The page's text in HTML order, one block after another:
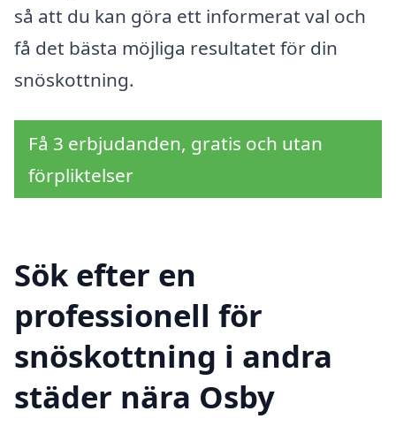
så att du kan göra ett informerat val och
få det bästa möjliga resultatet för din
snöskottning.
Få 3 erbjudanden, gratis och utan
förpliktelser
Sök efter en
professionell för
snöskottning i andra
städer nära Osby